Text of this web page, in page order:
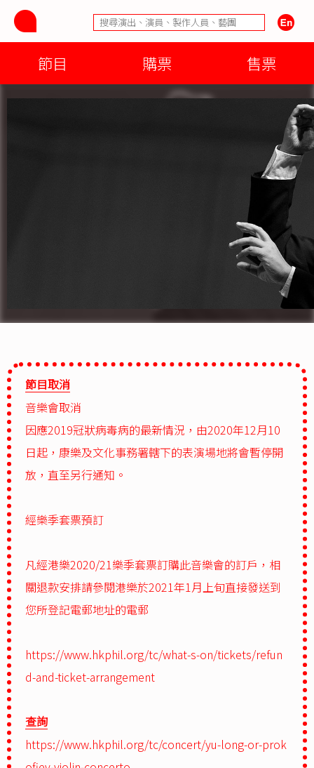
節目 購票 售票
節目取消
音樂會取消
因應2019冠狀病毒病的最新情況，由2020年12月10
日起，康樂及文化事務署轄下的表演場地將會暫停開
放，直至另行通知。
經樂季套票預訂
凡經港樂2020/21樂季套票訂購此音樂會的訂戶，相
關退款安排請參閱港樂於2021年1月上旬直接發送到
您所登記電郵地址的電郵
https://www.hkphil.org/tc/what-s-on/tickets/refun
d-and-ticket-arrangement
查詢
https://www.hkphil.org/tc/concert/yu-long-or-prok